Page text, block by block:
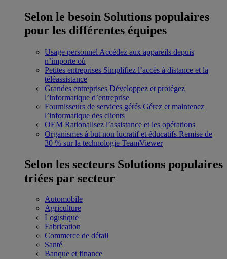
Selon le besoin Solutions populaires
pour les différentes équipes
Usage personnel Accédez aux appareils depuis
n’importe où
Petites entreprises Simplifiez l’accès à distance et la
téléassistance
Grandes entreprises Développez et protégez
l’informatique d’entreprise
Fournisseurs de services gérés Gérez et maintenez
l’informatique des clients
OEM Rationalisez l’assistance et les opérations
Organismes à but non lucratif et éducatifs Remise de
30 % sur la technologie TeamViewer
Selon les secteurs Solutions populaires
triées par secteur
Automobile
Agriculture
Logistique
Fabrication
Commerce de détail
Santé
Banque et finance